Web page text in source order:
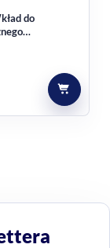
do
Wanilia 250ml